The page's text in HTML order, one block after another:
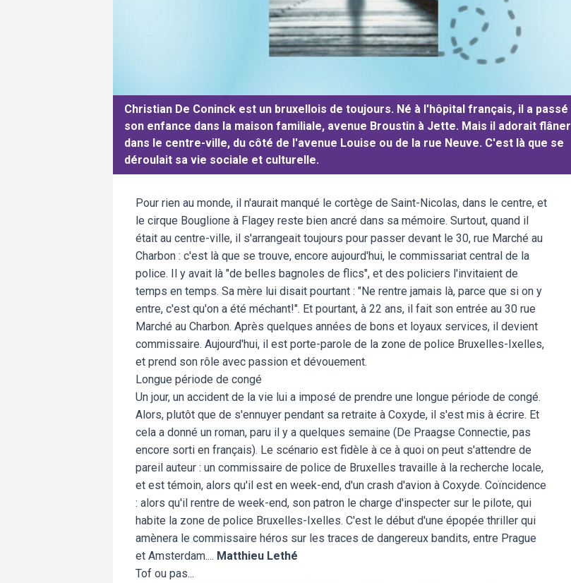
Christian De Coninck est un bruxellois de toujours. Né à l'hôpital français, il a passé
son enfance dans la maison familiale, avenue Broustin à Jette. Mais il adorait flâner
dans le centre-ville, du côté de l'avenue Louise ou de la rue Neuve. C'est là que se
déroulait sa vie sociale et culturelle.
Pour rien au monde, il n'aurait manqué le cortège de Saint-Nicolas, dans le centre, et
le cirque Bouglione à Flagey reste bien ancré dans sa mémoire. Surtout, quand il
était au centre-ville, il s'arrangeait toujours pour passer devant le 30, rue Marché au
Charbon : c'est là que se trouve, encore aujourd'hui, le commissariat central de la
police. Il y avait là "de belles bagnoles de flics", et des policiers l'invitaient de
temps en temps. Sa mère lui disait pourtant : "Ne rentre jamais là, parce que si on y
entre, c'est qu'on a été méchant!". Et pourtant, à 22 ans, il fait son entrée au 30 rue
Marché au Charbon. Après quelques années de bons et loyaux services, il devient
commissaire. Aujourd'hui, il est porte-parole de la zone de police Bruxelles-Ixelles,
et prend son rôle avec passion et dévouement.
Longue période de congé
Un jour, un accident de la vie lui a imposé de prendre une longue période de congé.
Alors, plutôt que de s'ennuyer pendant sa retraite à Coxyde, il s'est mis à écrire. Et
cela a donné un roman, paru il y a quelques semaine (De Praagse Connectie, pas
encore sorti en français). Le scénario est fidèle à ce à quoi on peut s'attendre de
pareil auteur : un commissaire de police de Bruxelles travaille à la recherche locale,
et est témoin, alors qu'il est en week-end, d'un crash d'avion à Coxyde. Coïncidence
: alors qu'il rentre de week-end, son patron le charge d'inspecter sur le pilote, qui
habite la zone de police Bruxelles-Ixelles. C'est le début d'une épopée thriller qui
amènera le commissaire héros sur les traces de dangereux bandits, entre Prague
et Amsterdam.... Matthieu Lethé
Tof ou pas...